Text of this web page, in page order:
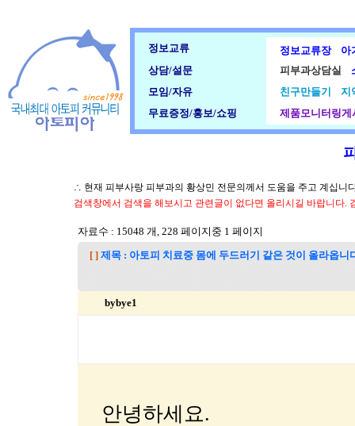
정보교류 정보교류장
아
상담/설문
피부과상담실
모임/자유
친구만들기
지
무료증정/홍보/쇼핑
제품모니터링게
∴ 현재 피부사랑 피부과의 황상민 전문의께서 도움을 주고 계십니
검색창에서 검색을 해보시고 관련글이 없다면 올리시길 바랍니다.
자료수 : 15048 개, 228 페이지중 1 페이지
[ ] 제목 : 아토피 치료중 몸에 두드러기 같은 것이 올라옵니
bybye1
안녕하세요.